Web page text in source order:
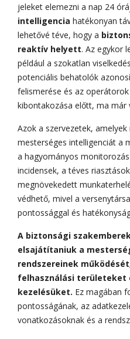
jeleket elemezni a nap 24
intelligencia hatékonyan
lehetővé téve, hogy a
reaktív helyett. Az egykor
például a szokatlan
potenciális behatolók
felismerése és az
kibontakozása előtt, ma már
Azok a szervezetek,
mesterséges intelligenciát a
a hagyományos
incidensek, a téves
megnövekedett
védhető, mivel a
pontossággal és
A biztonsági
elsajátítaniuk a
rendszereinek
felhasználási területeket
kezelésüket. Ez magában
pontosságának, az
vonatkozásoknak és a